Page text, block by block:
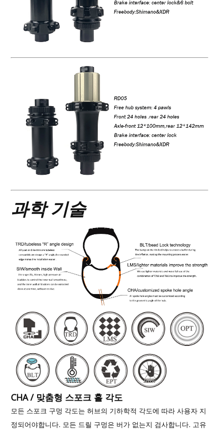
과학 기술
CHA / 맞춤형 스포크 홀 각도
모든 스포크 구멍 각도는 허브의 기하학적 각도에 따라 사용자 지
정되어야합니다. 모든 드릴 구멍은 ​​버가 없는지 검사합니다. 고유